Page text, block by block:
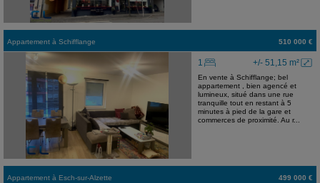
Appartement à Schifflange 510 000 €
+/- 51,15 m²
1
En vente à Schifflange; bel
appartement , bien agencé et
lumineux, situé dans une rue
tranquille tout en restant à 5
minutes à pied de la gare et
commerces de proximité. Au r...
Appartement à Esch-sur-Alzette 499 000 €